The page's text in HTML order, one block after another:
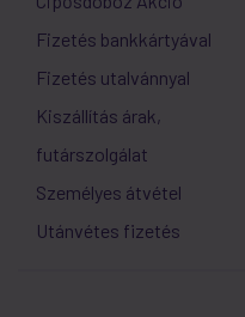
Fizetés bankkártyával
Fizetés utalvánnyal
Kiszállítás árak,
futárszolgálat
Személyes átvétel
Utánvétes fizetés